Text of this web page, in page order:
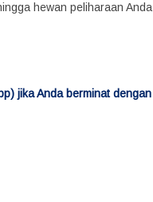
hewan peliharaan Anda
jika Anda berminat dengan